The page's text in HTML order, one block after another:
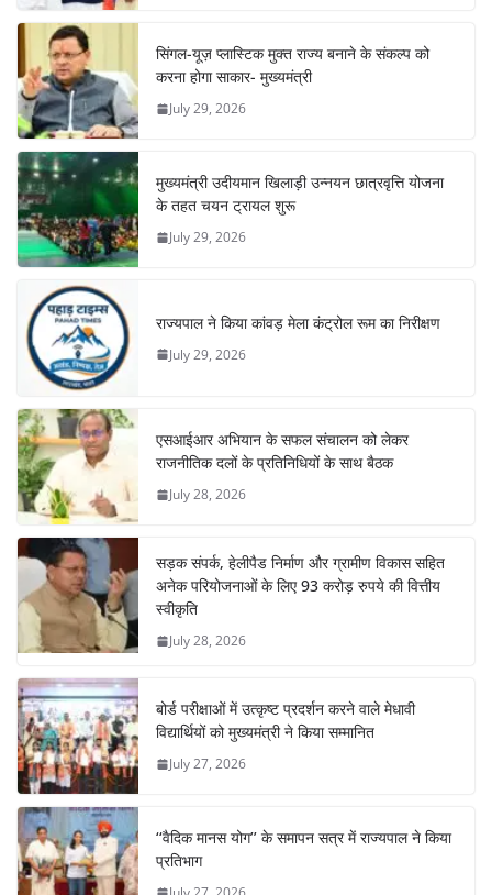
सिंगल-यूज़ प्लास्टिक मुक्त राज्य बनाने के संकल्प को
करना होगा साकार- मुख्यमंत्री
July 29, 2026
मुख्यमंत्री उदीयमान खिलाड़ी उन्नयन छात्रवृत्ति योजना
के तहत चयन ट्रायल शुरू
July 29, 2026
राज्यपाल ने किया कांवड़ मेला कंट्रोल रूम का निरीक्षण
July 29, 2026
एसआईआर अभियान के सफल संचालन को लेकर
राजनीतिक दलों के प्रतिनिधियों के साथ बैठक
July 28, 2026
सड़क संपर्क, हेलीपैड निर्माण और ग्रामीण विकास सहित
अनेक परियोजनाओं के लिए 93 करोड़ रुपये की वित्तीय
स्वीकृति
July 28, 2026
बोर्ड परीक्षाओं में उत्कृष्ट प्रदर्शन करने वाले मेधावी
विद्यार्थियों को मुख्यमंत्री ने किया सम्मानित
July 27, 2026
‘‘वैदिक मानस योग’’ के समापन सत्र में राज्यपाल ने किया
प्रतिभाग